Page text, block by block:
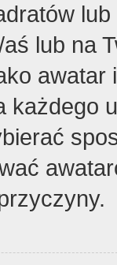
aś lub na
każdego